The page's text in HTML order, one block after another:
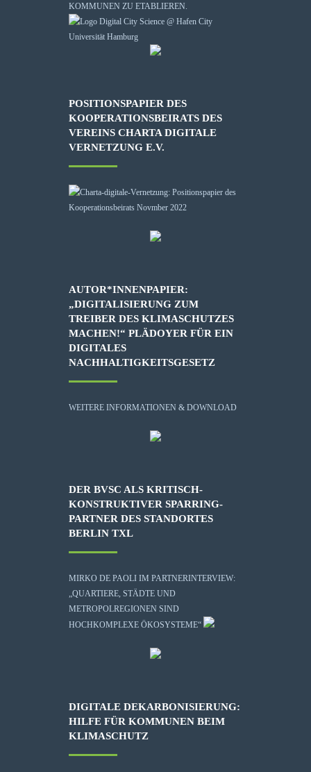
KOMMUNEN ZU ETABLIEREN.
POSITIONSPAPIER DES
KOOPERATIONSBEIRATS DES
VEREINS CHARTA DIGITALE
VERNETZUNG E.V.
AUTOR*INNENPAPIER:
„DIGITALISIERUNG ZUM
TREIBER DES KLIMASCHUTZES
MACHEN!“ PLÄDOYER FÜR EIN
DIGITALES
NACHHALTIGKEITSGESETZ
WEITERE INFORMATIONEN & DOWNLOAD
DER BVSC ALS KRITISCH-
KONSTRUKTIVER SPARRING-
PARTNER DES STANDORTES
BERLIN TXL
MIRKO DE PAOLI IM PARTNERINTERVIEW:
„QUARTIERE, STÄDTE UND
METROPOLREGIONEN SIND
HOCHKOMPLEXE ÖKOSYSTEME“
DIGITALE DEKARBONISIERUNG:
HILFE FÜR KOMMUNEN BEIM
KLIMASCHUTZ